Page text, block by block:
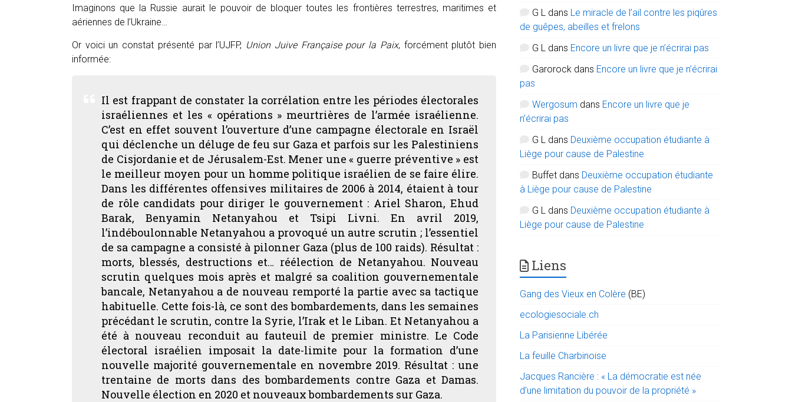
Imaginons que la Russie aurait le pouvoir de bloquer toutes les frontières terrestres, maritimes et
aériennes de l’Ukraine…
Or voici un constat présenté par l’UJFP, Union Juive Française pour la Paix, forcément plutôt bien
informée:
Il est frappant de constater la corrélation entre les périodes électorales
israéliennes et les « opérations » meurtrières de l’armée israélienne.
C’est en effet souvent l’ouverture d’une campagne électorale en Israël
qui déclenche un déluge de feu sur Gaza et parfois sur les Palestiniens
de Cisjordanie et de Jérusalem-Est. Mener une « guerre préventive » est
le meilleur moyen pour un homme politique israélien de se faire élire.
Dans les différentes offensives militaires de 2006 à 2014, étaient à tour
de rôle candidats pour diriger le gouvernement : Ariel Sharon, Ehud
Barak, Benyamin Netanyahou et Tsipi Livni. En avril 2019,
l’indéboulonnable Netanyahou a provoqué un autre scrutin ; l’essentiel
de sa campagne a consisté à pilonner Gaza (plus de 100 raids). Résultat :
morts, blessés, destructions et… réélection de Netanyahou. Nouveau
scrutin quelques mois après et malgré sa coalition gouvernementale
bancale, Netanyahou a de nouveau remporté la partie avec sa tactique
habituelle. Cette fois-là, ce sont des bombardements, dans les semaines
précédant le scrutin, contre la Syrie, l’Irak et le Liban. Et Netanyahou a
été à nouveau reconduit au fauteuil de premier ministre. Le Code
électoral israélien imposait la date-limite pour la formation d’une
nouvelle majorité gouvernementale en novembre 2019. Résultat : une
trentaine de morts dans des bombardements contre Gaza et Damas.
Nouvelle élection en 2020 et nouveaux bombardements sur Gaza.
G L dans Le miracle de l’ail contre les piqûres
de guêpes, abeilles et frelons
G L dans Encore un livre que je n’écrirai pas
Garorock dans Encore un livre que je n’écrirai
pas
Wergosum dans Encore un livre que je
n’écrirai pas
G L dans Deuxième occupation étudiante à
Liège pour cause de Palestine
Buffet dans Deuxième occupation étudiante
à Liège pour cause de Palestine
G L dans Deuxième occupation étudiante à
Liège pour cause de Palestine
Liens
Gang des Vieux en Colère (BE)
ecologiesociale.ch
La Parisienne Libérée
La feuille Charbinoise
Jacques Rancière : « La démocratie est née
d’une limitation du pouvoir de la propriété »